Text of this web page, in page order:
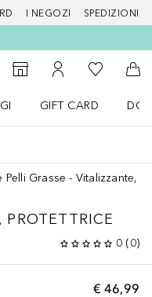
I NEGOZI SPEDIZIONI
StorefinderAl Mio Account
Alla Mia
Al
GIFT CARD
Pelli Grasse - Vitalizzante,
PROTETTRICE
0 (0)
€ 46,99